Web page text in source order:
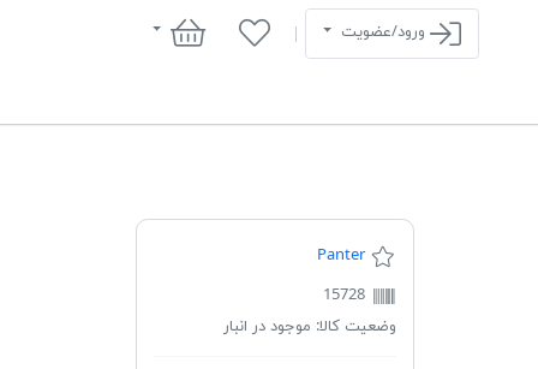
ورود/عضویت سبد خرید
Panter
15728
وضعیت کالا: موجود در انبار